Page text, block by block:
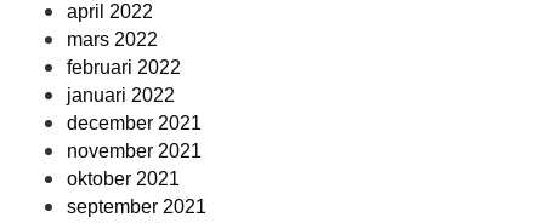
april 2022
mars 2022
februari 2022
januari 2022
december 2021
november 2021
oktober 2021
september 2021